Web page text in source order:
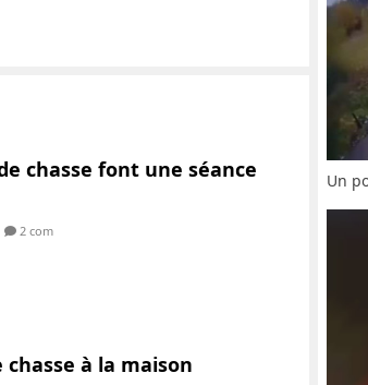
chasse font une séance
2 com
chasse à la maison
Un